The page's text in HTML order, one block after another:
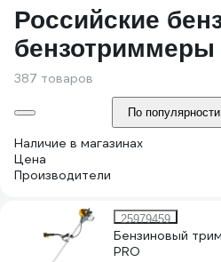
Российские
бензотриммеры
387 товаров
По популярности
Наличие в магазинах
Цена
Производители
25979459
Бензиновый
PRO